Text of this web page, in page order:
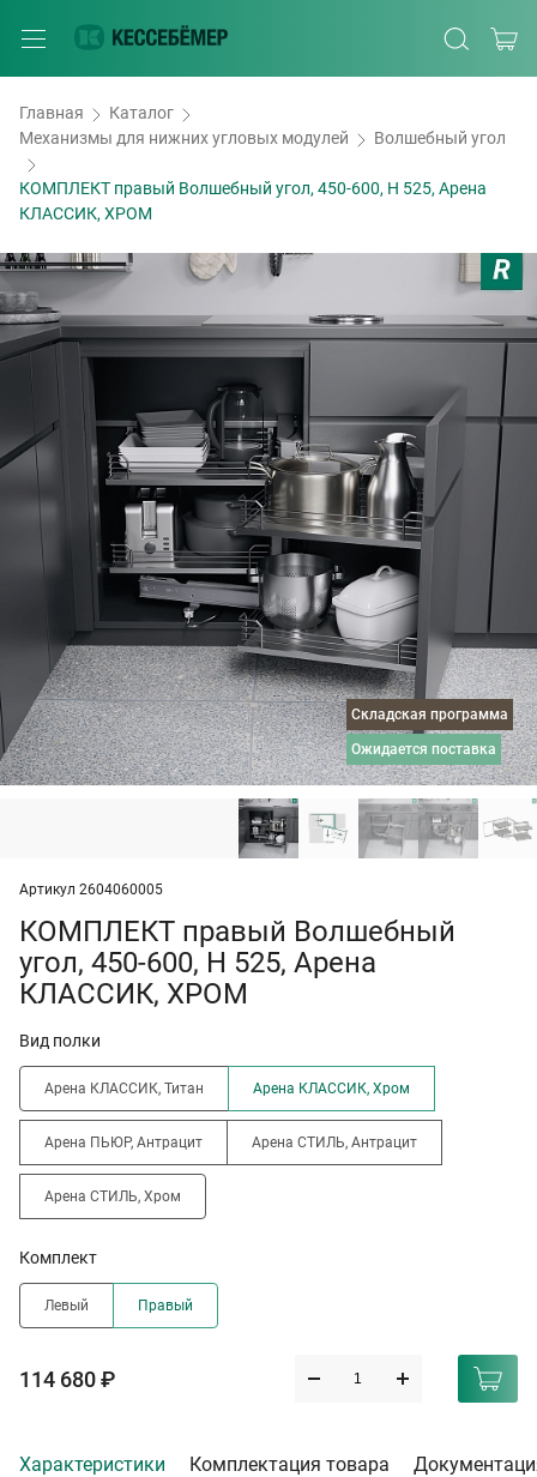
Главная
Каталог
Механизмы для нижних угловых модулей
Волшебный угол
КОМПЛЕКТ правый Волшебный угол, 450-600, H 525, Арена
КЛАССИК, ХРОМ
Складская программа
ожидается поставка
Артикул 2604060005
КОМПЛЕКТ правый Волшебный
угол, 450-600, H 525, Арена
КЛАССИК, ХРОМ
Вид полки
Арена КЛАССИК, Титан Арена КЛАССИК, Хром
Арена ПЬЮР, Антрацит Арена СТИЛЬ, Антрацит
Арена СТИЛЬ, Хром
Комплект
Левый Правый
114 680 ₽
Характеристики Комплектация товара